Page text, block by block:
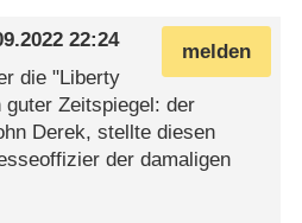
melden
22:24
die "Liberty
Zeitspiegel: der
Derek, stellte diesen
der damaligen